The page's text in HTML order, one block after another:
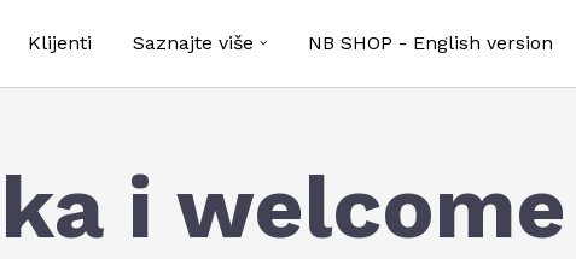
Klijenti Saznajte više NB SHOP - English version
i